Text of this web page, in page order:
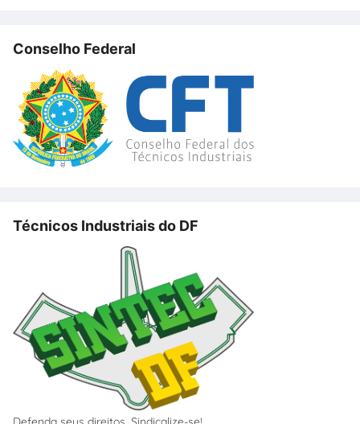
Conselho Federal
Técnicos Industriais do DF